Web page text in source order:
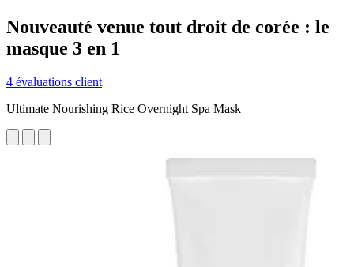
Nouveauté venue tout droit de corée : le
masque 3 en 1
4 évaluations client
Ultimate Nourishing Rice Overnight Spa Mask